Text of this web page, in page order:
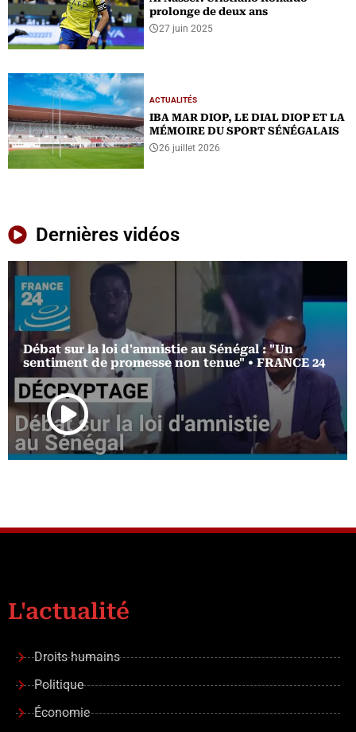
prolonge de deux ans
27 juin 2025
ACTUALITÉS
IBA MAR DIOP, LE DIAL DIOP ET LA
MÉMOIRE DU SPORT SÉNÉGALAIS
26 juillet 2026
Dernières vidéos
Débat sur la loi d'amnistie au Sénégal : "Un
sentiment de promesse non tenue" • FRANCE 24
L'actualité
Droits humains
Politique
Économie